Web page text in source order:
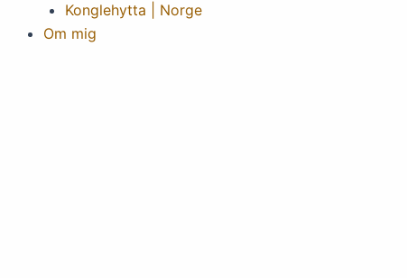
Konglehytta | Norge
Om mig